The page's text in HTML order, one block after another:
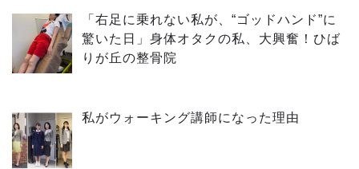
「右足に乗れない私が、“ゴッドハンド”に
驚いた日」身体オタクの私、大興奮！ひば
りが丘の整骨院
私がウォーキング講師になった理由